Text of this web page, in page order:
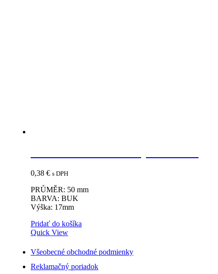
0,38 € s DPH
PRŮMĚR: 50 mm
BARVA: BUK
Výška: 17mm
Pridať do košíka
Quick View
Všeobecné obchodné podmienky
Reklamačný poriadok